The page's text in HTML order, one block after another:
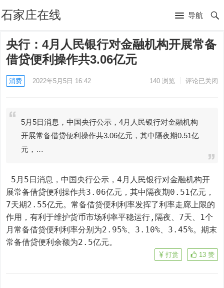
石家庄在线 导航
央行：4月人民银行对金融机构开展常备
借贷便利操作共3.06亿元
消费 2022年5月5日 16:42 140浏览 评论已关闭
5月5日消息，中国央行公示，4月人民银行对金融机构
开展常备借贷便利操作共3.06亿元，其中隔夜期0.51亿
元，…
展常备借贷便利操作共3.06亿元，其中隔夜期0.51亿元，
7天期2.55亿元。常备借贷便利利率发挥了利率走廊上限的
作用，有利于维护货币市场利率平稳运行,隔夜、7天、1个
月常备借贷便利利率分别为2.95%、3.10%、3.45%。期末
常备借贷便利余额为2.5亿元。
13 赞
打赏